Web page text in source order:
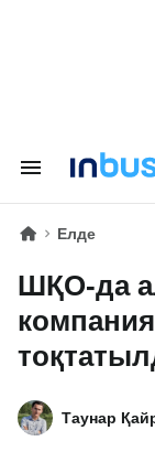
Елде
ШҚО-да
Таунар